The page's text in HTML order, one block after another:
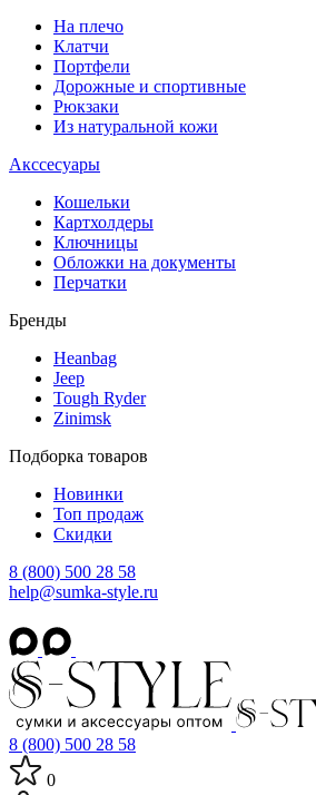
На плечо
Клатчи
Портфели
Дорожные и спортивные
Рюкзаки
Из натуральной кожи
Акссесуары
Кошельки
Картхолдеры
Ключницы
Обложки на документы
Перчатки
Бренды
Heanbag
Jeep
Tough Ryder
Zinimsk
Подборка товаров
Новинки
Топ продаж
Скидки
8 (800) 500 28 58
help@sumka-style.ru
8 (800) 500 28 58
0